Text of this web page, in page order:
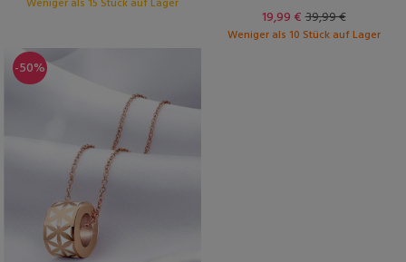
19,99 €39,99 €
Weniger als 10 Stück auf Lager
-50%